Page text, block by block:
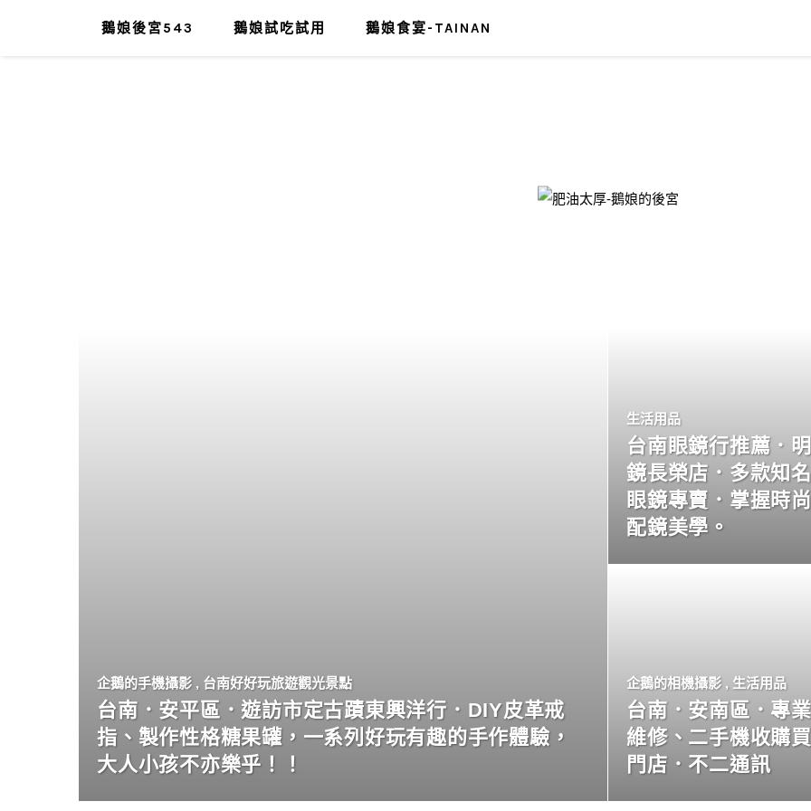
鵝娘後宮543 鵝娘試吃試用 鵝娘食宴-TAINAN
肥油太厚-鵝娘的後宮
企鵝的手機攝影 , 台南好好玩旅遊觀光景點
台南．安平區．遊訪市定古蹟東興洋行．DIY皮革戒
指、製作性格糖果罐，一系列好玩有趣的手作體驗，
大人小孩不亦樂乎！！
生活用品
台南眼鏡行推薦．
鏡長榮店．多款知
眼鏡專賣．掌握時
配鏡美學。
企鵝的相機攝影 , 生活用品
台南．安南區．專
維修、二手機收購
門店．不二通訊